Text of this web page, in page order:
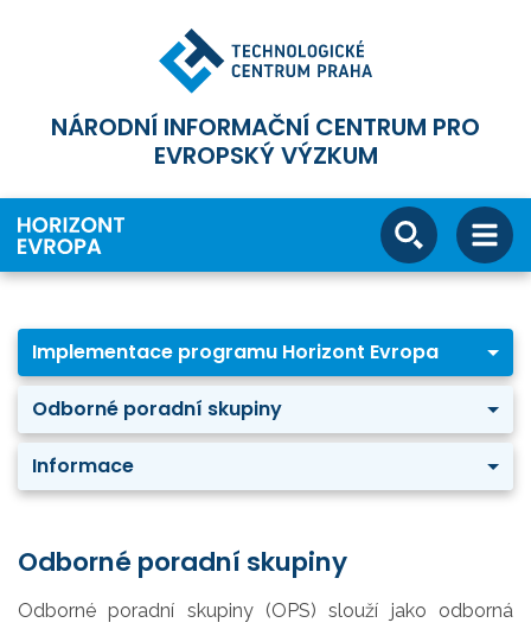
NÁRODNÍ INFORMAČNÍ CENTRUM PRO
EVROPSKÝ VÝZKUM
Implementace programu Horizont Evropa
Odborné poradní skupiny
Informace
Odborné poradní skupiny
Odborné poradní skupiny (OPS) slouží jako odborná